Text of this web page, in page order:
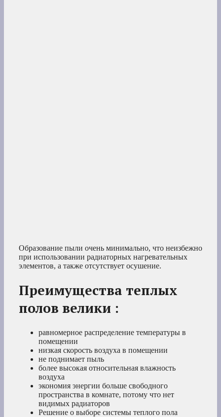
Образование пыли очень минимально, что неизбежно
при использовании радиаторных нагревательных
элементов, а также отсутствует осушение.
Преимущества теплых
полов велики :
равномерное распределение температуры в
помещении
низкая скорость воздуха в помещении
не поднимает пыль
более высокая относительная влажность
воздуха
экономия энергии больше свободного
пространства в комнате, потому что нет
видимых радиаторов
Решение о выборе системы теплого пола